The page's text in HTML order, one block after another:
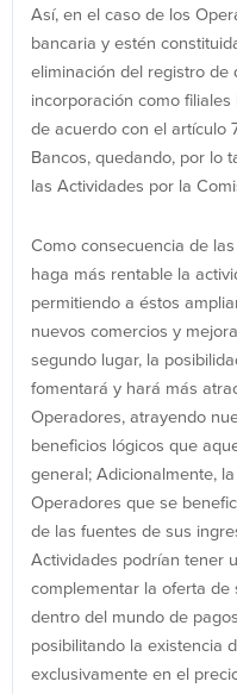
Así, en el caso de los
bancaria y estén
eliminación del registro de
incorporación como
de acuerdo con el artículo
Bancos, quedando, por lo
las Actividades por la
Como consecuencia de
haga más rentable la
permitiendo a éstos
nuevos comercios y
segundo lugar, la
fomentará y hará más
Operadores, atrayendo
beneficios lógicos que
general; Adicionalmente,
Operadores que se
de las fuentes de sus
Actividades podrían tener
complementar la oferta
dentro del mundo de
posibilitando la existencia
exclusivamente en el